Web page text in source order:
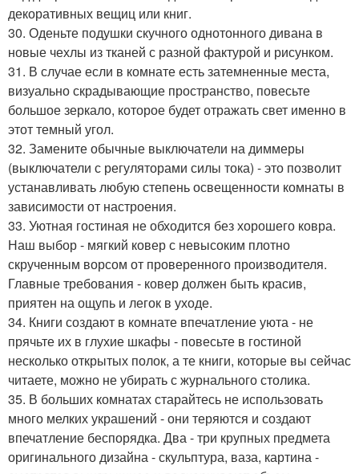
декоративных вещиц или книг.
30. Оденьте подушки скучного однотонного дивана в
новые чехлы из тканей с разной фактурой и рисунком.
31. В случае если в комнате есть затемненные места,
визуально скрадывающие пространство, повесьте
большое зеркало, которое будет отражать свет именно в
этот темный угол.
32. Замените обычные выключатели на диммеры
(выключатели с регуляторами силы тока) - это позволит
устанавливать любую степень освещенности комнаты в
зависимости от настроения.
33. Уютная гостиная не обходится без хорошего ковра.
Наш выбор - мягкий ковер с невысоким плотно
скрученным ворсом от проверенного производителя.
Главные требования - ковер должен быть красив,
приятен на ощупь и легок в уходе.
34. Книги создают в комнате впечатление уюта - не
прячьте их в глухие шкафы - повесьте в гостиной
несколько открытых полок, а те книги, которые вы сейчас
читаете, можно не убирать с журнального столика.
35. В больших комнатах старайтесь не использовать
много мелких украшений - они теряются и создают
впечатление беспорядка. Два - три крупных предмета
оригинального дизайна - скульптура, ваза, картина -